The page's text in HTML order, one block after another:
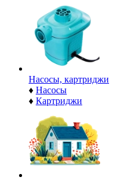
Насосы, картриджи
♦ Насосы
♦ Картриджи